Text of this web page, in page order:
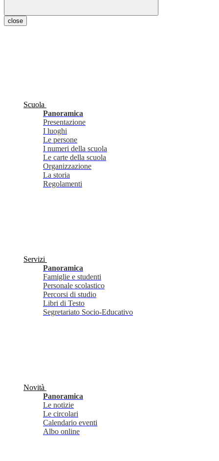
close
Scuola
Panoramica
Presentazione
I luoghi
Le persone
I numeri della scuola
Le carte della scuola
Organizzazione
La storia
Regolamenti
Servizi
Panoramica
Famiglie e studenti
Personale scolastico
Percorsi di studio
Libri di Testo
Segretariato Socio-Educativo
Novità
Panoramica
Le notizie
Le circolari
Calendario eventi
Albo online